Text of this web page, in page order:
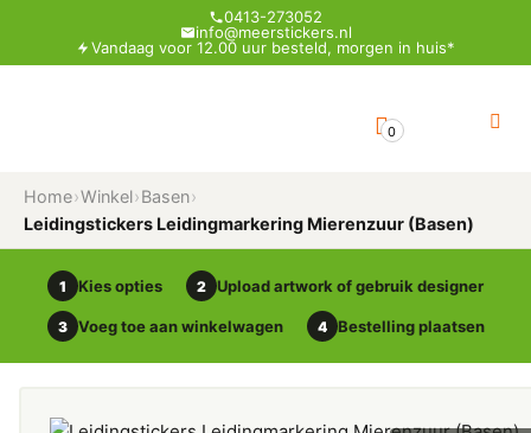
0413-273052
info@meerstickers.nl
Vandaag voor 12.00 uur besteld, morgen in huis*
0
Home›Winkel›Basen›
Leidingstickers Leidingmarkering Mierenzuur (Basen)
1 Kies opties 2 Upload artwork of gebruik designer
3 Voeg toe aan winkelwagen 4 Bestelling plaatsen